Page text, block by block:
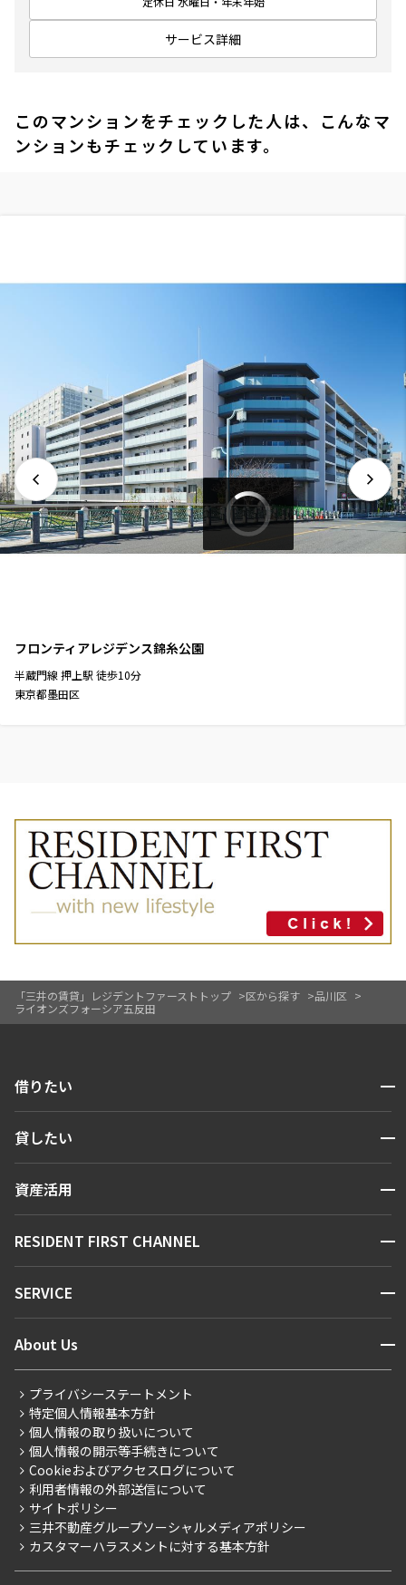
「三井の賃貸」レジデントファーストトップ 区から探す
品川区
ライオンズフォーシア五反田
サービス詳細
このマンションをチェックした人は、こんなマ
ンションもチェックしています。
フロンティアレジデンス錦糸公園
半蔵門線 押上駅 徒歩10分
東京都墨田区
借りたい 開閉
人気エリアから探す
新着情報から探す
新着募集情報
こだわりから探す
こだわり一覧
プレミアムマンション
新築
当社限定（港区・渋谷区）
当社限定（港区・渋谷区以外）
三井不動産企画
貸したい 開閉
お問い合わせ
資産活用 開閉
お問い合わせ
RESIDENT FIRST CHANNEL 開閉
マンションレポート
住まいのコラム
SERVICE 開閉
会員ページ
ご入居・提携サービス
お部屋探しからご契約まで
よくあるご質問
社宅紹介
【仲介会社様向け】当社仲介事業部取り扱い物件入居申込
About Us 開閉
会社情報
事業案内
採用情報
ニュースリリース
お問い合わせ
プライバシーステートメント
特定個人情報基本方針
個人情報の取り扱いについて
個人情報の開示等手続きについて
Cookieおよびアクセスログについて
利用者情報の外部送信について
サイトポリシー
三井不動産グループソーシャルメディアポリシー
カスタマーハラスメントに対する基本方針